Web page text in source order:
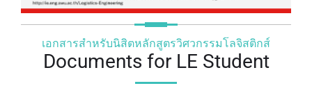
เอกสารสำหรับนิสิตหลักสูตรวิศวกรรมโลจิสติกส์
Documents for LE Student